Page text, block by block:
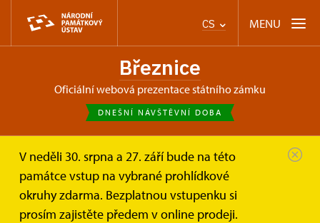
CS MENU
Březnice
oficiální webová prezentace státního zámku
DNEŠNÍ NÁVŠTĚVNÍ DOBA
V neděli 30. srpna a 27. září bude na této
památce vstup na vybrané prohlídkové
okruhy zdarma. Bezplatnou vstupenku si
prosím zajistěte předem v online prodeji.
Březnice Synagoga v Březnici Expozice
Synagoga v Březnici